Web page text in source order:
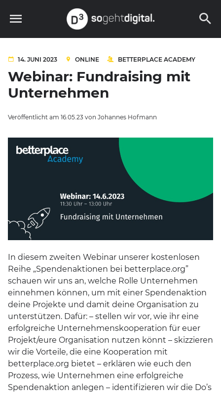
14. JUNI 2023 ONLINE BETTERPLACE ACADEMY
Webinar: Fundraising mit
Unternehmen
Veröffentlicht am 16.05.23 von Johannes Hofmann
In diesem zweiten Webinar unserer kostenlosen
Reihe „Spendenaktionen bei betterplace.org”
schauen wir uns an, welche Rolle Unternehmen
einnehmen können, um mit einer Spendenaktion
deine Projekte und damit deine Organisation zu
unterstützen. Dafür: – stellen wir vor, wie ihr eine
erfolgreiche Unternehmenskooperation für euer
Projekt/eure Organisation nutzen könnt – skizzieren
wir die Vorteile, die eine Kooperation mit
betterplace.org bietet – erklären wie euch den
Prozess, wie Unternehmen eine erfolgreiche
Spendenaktion anlegen – identifizieren wir die Do’s